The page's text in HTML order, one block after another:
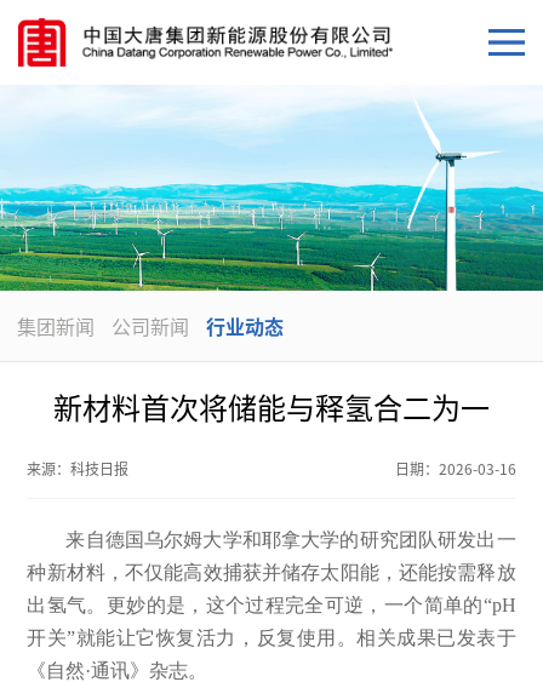
集团新闻 公司新闻 行业动态
新材料首次将储能与释氢合二为一
来源：科技日报 日期： 2026-03-16
来自德国乌尔姆大学和耶拿大学的研究团队研发出一
种新材料，不仅能高效捕获并储存太阳能，还能按需释放
出氢气。更妙的是，这个过程完全可逆，一个简单的“pH
开关”就能让它恢复活力，反复使用。相关成果已发表于
《自然·通讯》杂志。